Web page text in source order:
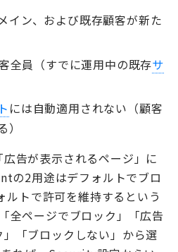
イン、および既存顧客が新た
全員（すでに運用中の既存サ
には自動適用されない（顧客
告が表示されるページ」に
の2用途はデフォルトでブロ
ルトで許可を維持するという
全ページでブロック」「広告
「ブロックしない」から選